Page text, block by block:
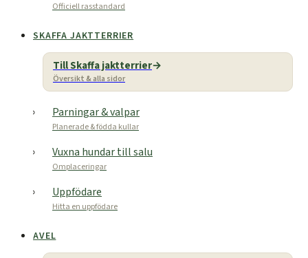
Officiell rasstandard
SKAFFA JAKTTERRIER
Till Skaffa jaktterrier
Översikt & alla sidor
Parningar & valpar
Planerade & födda kullar
Vuxna hundar till salu
Omplaceringar
Uppfödare
Hitta en uppfödare
AVEL